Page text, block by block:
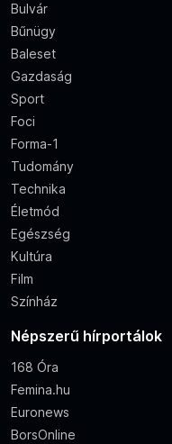
Bulvár
Bűnügy
Baleset
Gazdaság
Sport
Foci
Forma-1
Tudomány
Technika
Életmód
Egészség
Kultúra
Film
Színház
Népszerű hírportálok
168 Óra
Femina.hu
Euronews
BorsOnline